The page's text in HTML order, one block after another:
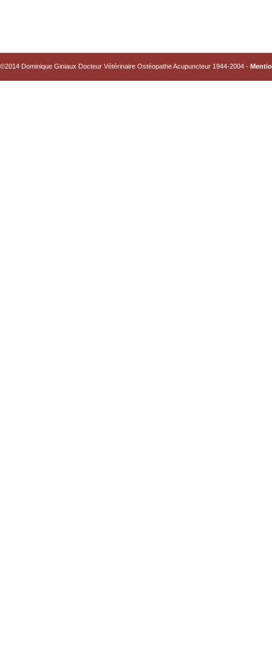
©2014 Dominique Giniaux Docteur Vétérinaire Ostéopathe Acupuncteur 1944-2004 -